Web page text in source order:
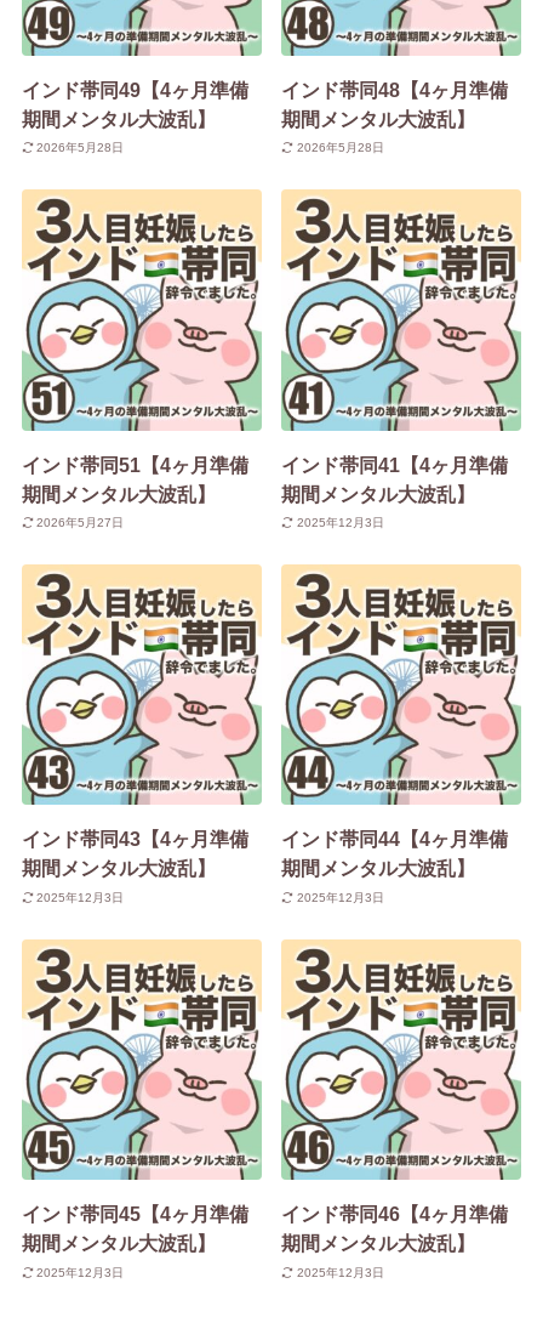
インド帯同49【4ヶ月準備
期間メンタル大波乱】
2026年5月28日
インド帯同48【4ヶ月準備
期間メンタル大波乱】
2026年5月28日
インド帯同51【4ヶ月準備
期間メンタル大波乱】
2026年5月27日
インド帯同41【4ヶ月準備
期間メンタル大波乱】
2025年12月3日
インド帯同43【4ヶ月準備
期間メンタル大波乱】
2025年12月3日
インド帯同44【4ヶ月準備
期間メンタル大波乱】
2025年12月3日
インド帯同45【4ヶ月準備
期間メンタル大波乱】
2025年12月3日
インド帯同46【4ヶ月準備
期間メンタル大波乱】
2025年12月3日